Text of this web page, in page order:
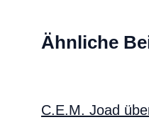
Ähnliche
C.E.M. Joad